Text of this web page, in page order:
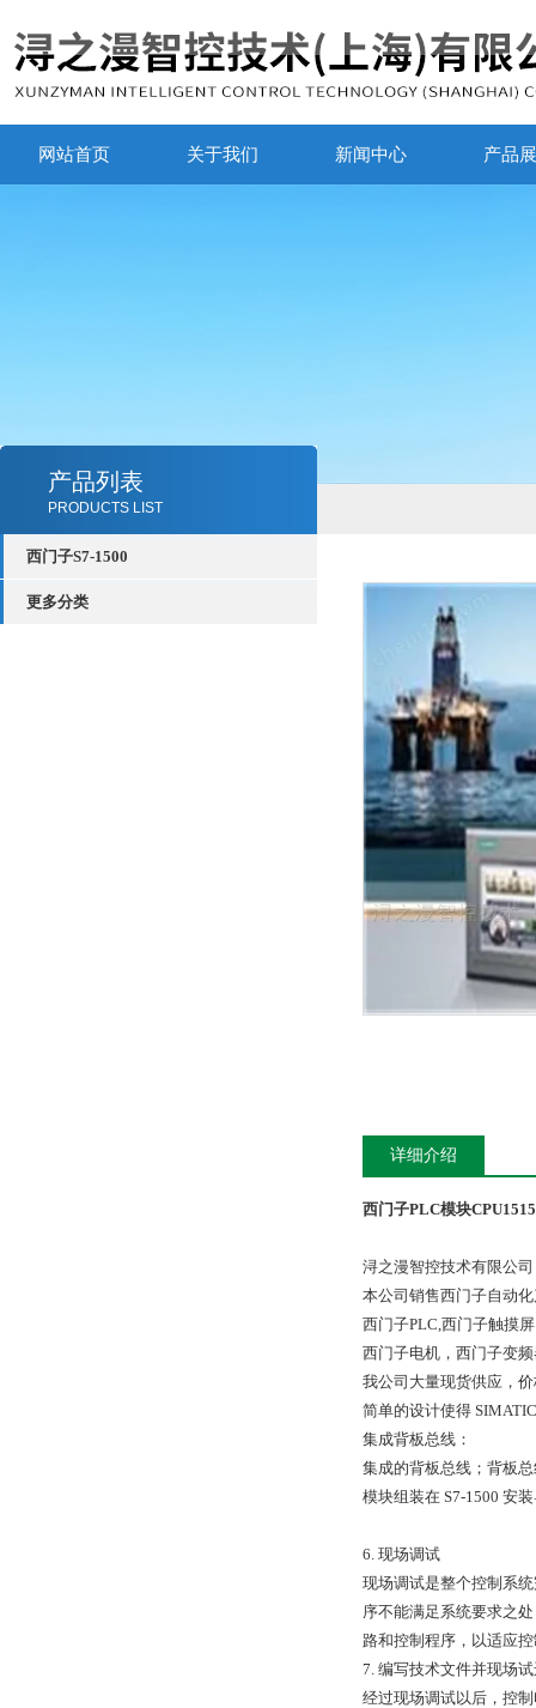
网站首页 关于我们 新闻中心 产品
产品列表
PRODUCTS LIST
西门子S7-1500
更多分类
详细介绍
西门子PLC模块
浔之漫智控技术有限公
本公司销售西门子自动
西门子PLC,西门子触摸
西门子电机，西门子变
我公司大量现货供应，
简单的设计使得
集成背板总线：
集成的背板总线；背板
模块组装在 S7-1500 安
6. 现场调试
现场调试是整个控制系
序不能满足系统要求之
路和控制程序，以适应
7. 编写技术文件并现场
经过现场调试以后，控